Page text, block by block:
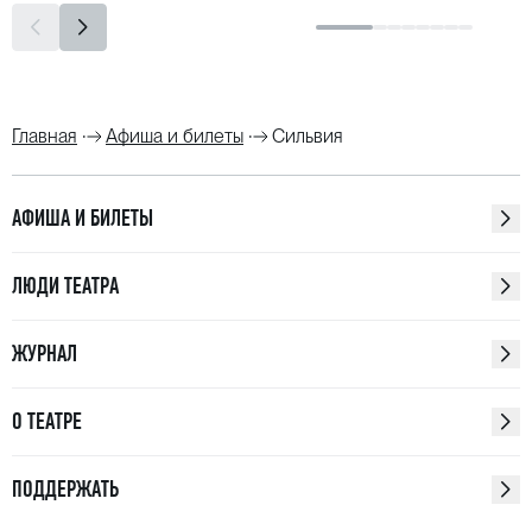
Главная Афиша и билеты Сильвия
АФИША И БИЛЕТЫ
ЛЮДИ ТЕАТРА
ЖУРНАЛ
О ТЕАТРЕ
ПОДДЕРЖАТЬ